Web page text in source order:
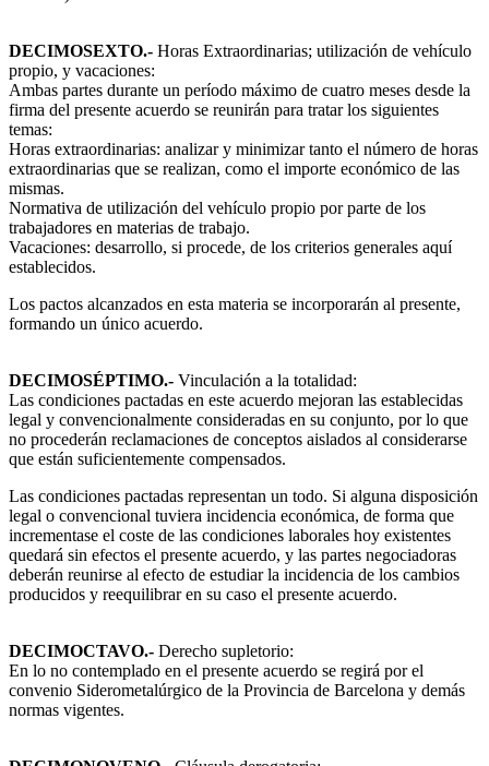
DECIMOSEXTO.- Horas Extraordinarias; utilización de vehículo
propio, y vacaciones:
Ambas partes durante un período máximo de cuatro meses desde la
firma del presente acuerdo se reunirán para tratar los siguientes
temas:
Horas extraordinarias: analizar y minimizar tanto el número de horas
extraordinarias que se realizan, como el importe económico de las
mismas.
Normativa de utilización del vehículo propio por parte de los
trabajadores en materias de trabajo.
Vacaciones: desarrollo, si procede, de los criterios generales aquí
establecidos.
Los pactos alcanzados en esta materia se incorporarán al presente,
formando un único acuerdo.
DECIMOSÉPTIMO.- Vinculación a la totalidad:
Las condiciones pactadas en este acuerdo mejoran las establecidas
legal y convencionalmente consideradas en su conjunto, por lo que
no procederán reclamaciones de conceptos aislados al considerarse
que están suficientemente compensados.
Las condiciones pactadas representan un todo. Si alguna disposición
legal o convencional tuviera incidencia económica, de forma que
incrementase el coste de las condiciones laborales hoy existentes
quedará sin efectos el presente acuerdo, y las partes negociadoras
deberán reunirse al efecto de estudiar la incidencia de los cambios
producidos y reequilibrar en su caso el presente acuerdo.
DECIMOCTAVO.- Derecho supletorio:
En lo no contemplado en el presente acuerdo se regirá por el
convenio Siderometalúrgico de la Provincia de Barcelona y demás
normas vigentes.